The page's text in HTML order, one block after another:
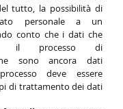
tutto, la possibilità di
personale a un
conto che i dati che
il processo di
sono ancora dati
deve essere
di trattamento dei dati